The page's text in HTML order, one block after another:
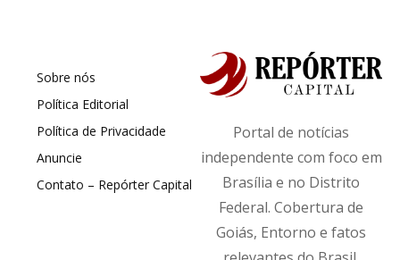
Sobre nós
Política Editorial
Política de Privacidade
Anuncie
Contato – Repórter Capital
Portal de notícias
independente com foco em
Brasília e no Distrito
Federal. Cobertura de
Goiás, Entorno e fatos